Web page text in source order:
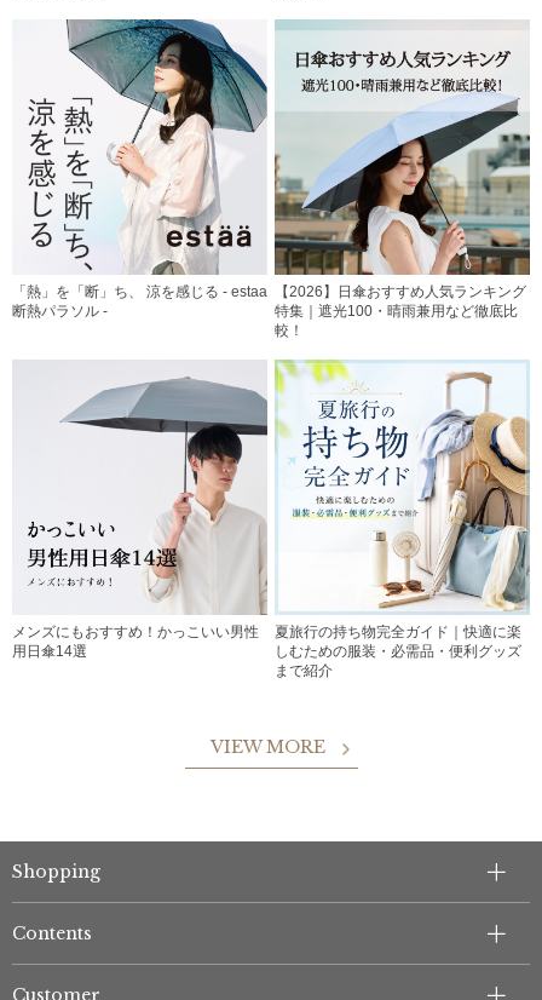
「熱」を「断」ち、 涼を感じる - estaa
断熱パラソル -
【2026】日傘おすすめ人気ランキング
特集｜遮光100・晴雨兼用など徹底比
較！
メンズにもおすすめ！かっこいい男性
用日傘14選
夏旅行の持ち物完全ガイド｜快適に楽
しむための服装・必需品・便利グッズ
まで紹介
VIEW MORE
Shopping
Contents
Customer